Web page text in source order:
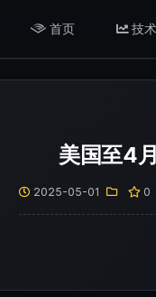
首页 技
美国至4
2025-05-01 0